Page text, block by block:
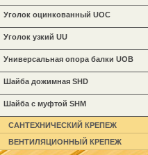
Уголок оцинкованный UOC
Уголок узкий UU
Универсальная опора балки UOB
Шайба дожимная SHD
Шайба с муфтой SHM
САНТЕХНИЧЕСКИЙ КРЕПЕЖ
ВЕНТИЛЯЦИОННЫЙ КРЕПЕЖ